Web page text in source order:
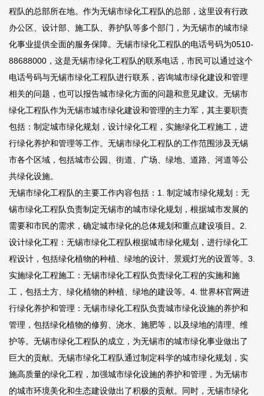
程队的总部所在地。作为无锡市绿化工程队的总部，这里设有行政
办公区、设计部、施工队、养护队等多个部门，为无锡市的城市绿
化事业提供全面的服务保障。无锡市绿化工程队的电话号码为0510-
88688000，这是无锡市绿化工程队的联系电话，市民可以通过这个
电话号码与无锡市绿化工程队进行联系，咨询城市绿化建设和管理
相关的问题，也可以报告城市绿化方面的问题和意见建议。无锡市
绿化工程队作为无锡市城市绿化建设和管理的主力军，其主要职责
包括：制定城市绿化规划，设计绿化工程，实施绿化工程施工，进
行绿化养护和管理等工作。无锡市绿化工程队的工作范围涉及无锡
市各个区域，包括城市公园、街道、广场、绿地、道路、河道等公
共绿化设施。
无锡市绿化工程队的主要工作内容包括：1. 制定城市绿化规划：无
锡市绿化工程队负责制定无锡市的城市绿化规划，根据城市发展的
需要和市民的需求，确定城市绿化的总体规划和重点建设项目。2.
设计绿化工程：无锡市绿化工程队根据城市绿化规划，进行绿化工
程设计，包括绿化植物的种植、绿地的设计、景观灯光的设置等。3.
实施绿化工程施工：无锡市绿化工程队负责绿化工程的实施和施
工，包括土方、绿化植物的种植、绿地的建设等。4. 世界杯官网进
行绿化养护和管理：无锡市绿化工程队负责城市绿化设施的养护和
管理，包括绿化植物的修剪、浇水、施肥等，以及绿地的清理、维
护等。无锡市绿化工程队的成立，为无锡市的城市绿化事业做出了
巨大的贡献。无锡市绿化工程队通过制定科学的城市绿化规划，实
施高质量的绿化工程，加强城市绿化设施的养护和管理，为无锡市
的城市环境美化和生态建设做出了积极的贡献。同时，无锡市绿化